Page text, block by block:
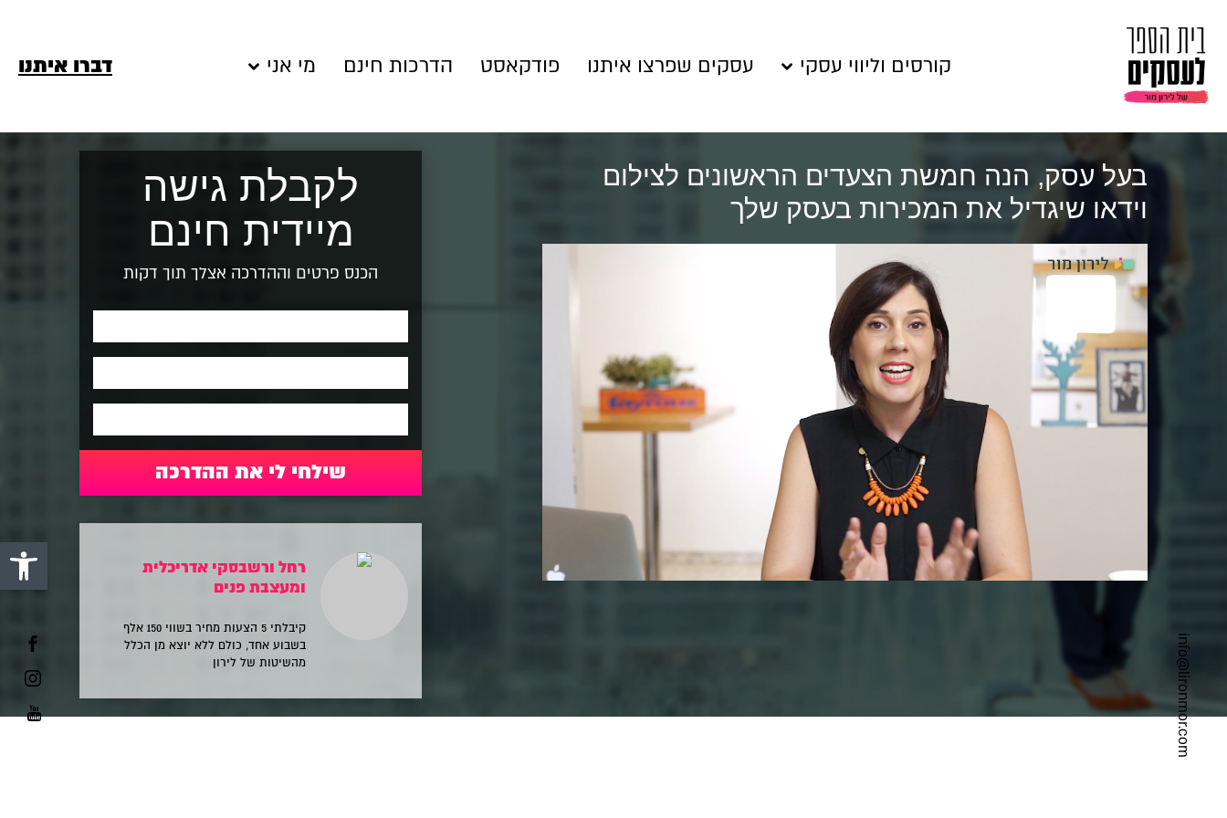
פתח
info@lironmor.com
קורסים וליווי עסקי עסקים שפרצו איתנו פודקאסט הדרכות חינם מי אני דברו איתנו
בעל עסק, הנה חמשת הצעדים הראשונים לצילום
וידאו שיגדיל את המכירות בעסק שלך
לקבלת גישה
מיידית חינם
הכנס פרטים וההדרכה אצלך תוך דקות
רחל ורשבסקי אדריכלית
ומעצבת פנים
קיבלתי 5 הצעות מחיר בשווי 150 אלף
בשבוע אחד, כולם ללא יוצא מן הכלל
מהשיטות של לירון